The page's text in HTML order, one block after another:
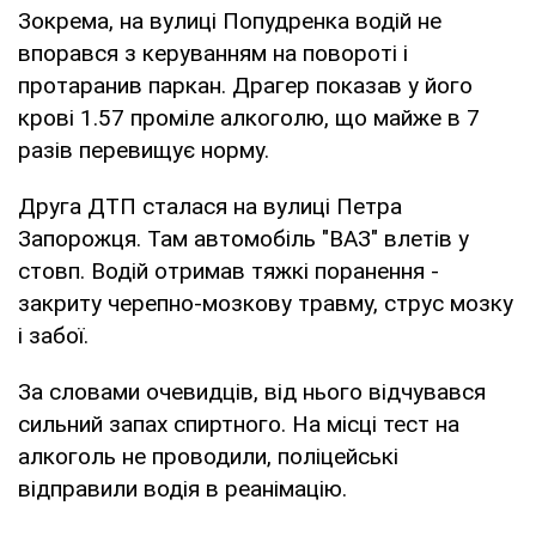
Зокрема, на вулиці Попудренка водій не
впорався з керуванням на повороті і
протаранив паркан. Драгер показав у його
крові 1.57 проміле алкоголю, що майже в 7
разів перевищує норму.
Друга ДТП сталася на вулиці Петра
Запорожця. Там автомобіль "ВАЗ" влетів у
стовп. Водій отримав тяжкі поранення -
закриту черепно-мозкову травму, струс мозку
і забої.
За словами очевидців, від нього відчувався
сильний запах спиртного. На місці тест на
алкоголь не проводили, поліцейські
відправили водія в реанімацію.